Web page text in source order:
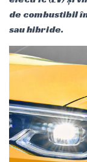
de combustibil
sau hibride.